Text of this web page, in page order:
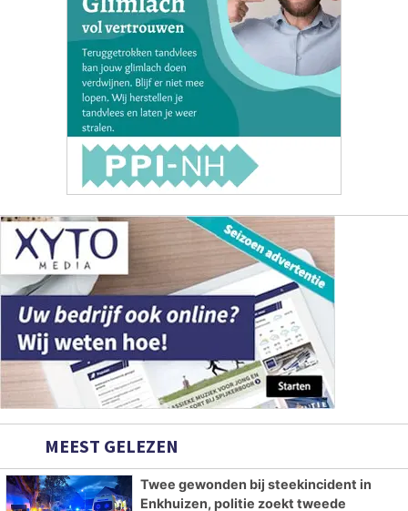
MEEST GELEZEN
Twee gewonden bij steekincident in
Enkhuizen, politie zoekt tweede